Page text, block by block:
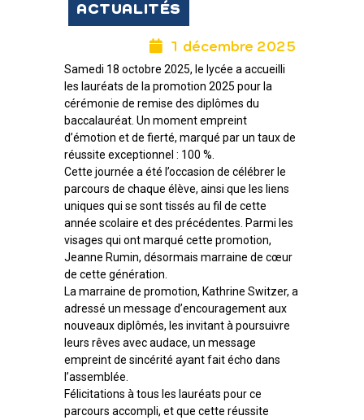
ACTUALITÉS
1 décembre 2025
Samedi 18 octobre 2025, le lycée a accueilli
les lauréats de la promotion 2025 pour la
cérémonie de remise des diplômes du
baccalauréat. Un moment empreint
d’émotion et de fierté, marqué par un taux de
réussite exceptionnel : 100 %.
Cette journée a été l’occasion de célébrer le
parcours de chaque élève, ainsi que les liens
uniques qui se sont tissés au fil de cette
année scolaire et des précédentes. Parmi les
visages qui ont marqué cette promotion,
Jeanne Rumin, désormais marraine de cœur
de cette génération.
La marraine de promotion, Kathrine Switzer, a
adressé un message d’encouragement aux
nouveaux diplômés, les invitant à poursuivre
leurs rêves avec audace, un message
empreint de sincérité ayant fait écho dans
l’assemblée.
Félicitations à tous les lauréats pour ce
parcours accompli, et que cette réussite